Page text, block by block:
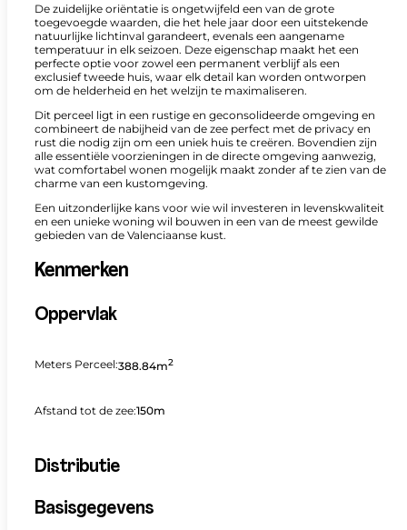
De zuidelijke oriëntatie is ongetwijfeld een van de grote
toegevoegde waarden, die het hele jaar door een uitstekende
natuurlijke lichtinval garandeert, evenals een aangename
temperatuur in elk seizoen. Deze eigenschap maakt het een
perfecte optie voor zowel een permanent verblijf als een
exclusief tweede huis, waar elk detail kan worden ontworpen
om de helderheid en het welzijn te maximaliseren.
Dit perceel ligt in een rustige en geconsolideerde omgeving en
combineert de nabijheid van de zee perfect met de privacy en
rust die nodig zijn om een uniek huis te creëren. Bovendien zijn
alle essentiële voorzieningen in de directe omgeving aanwezig,
wat comfortabel wonen mogelijk maakt zonder af te zien van de
charme van een kustomgeving.
Een uitzonderlijke kans voor wie wil investeren in levenskwaliteit
en een unieke woning wil bouwen in een van de meest gewilde
gebieden van de Valenciaanse kust.
Kenmerken
Oppervlak
Meters Perceel:388.84m2
Afstand tot de zee:150m
Distributie
Basisgegevens